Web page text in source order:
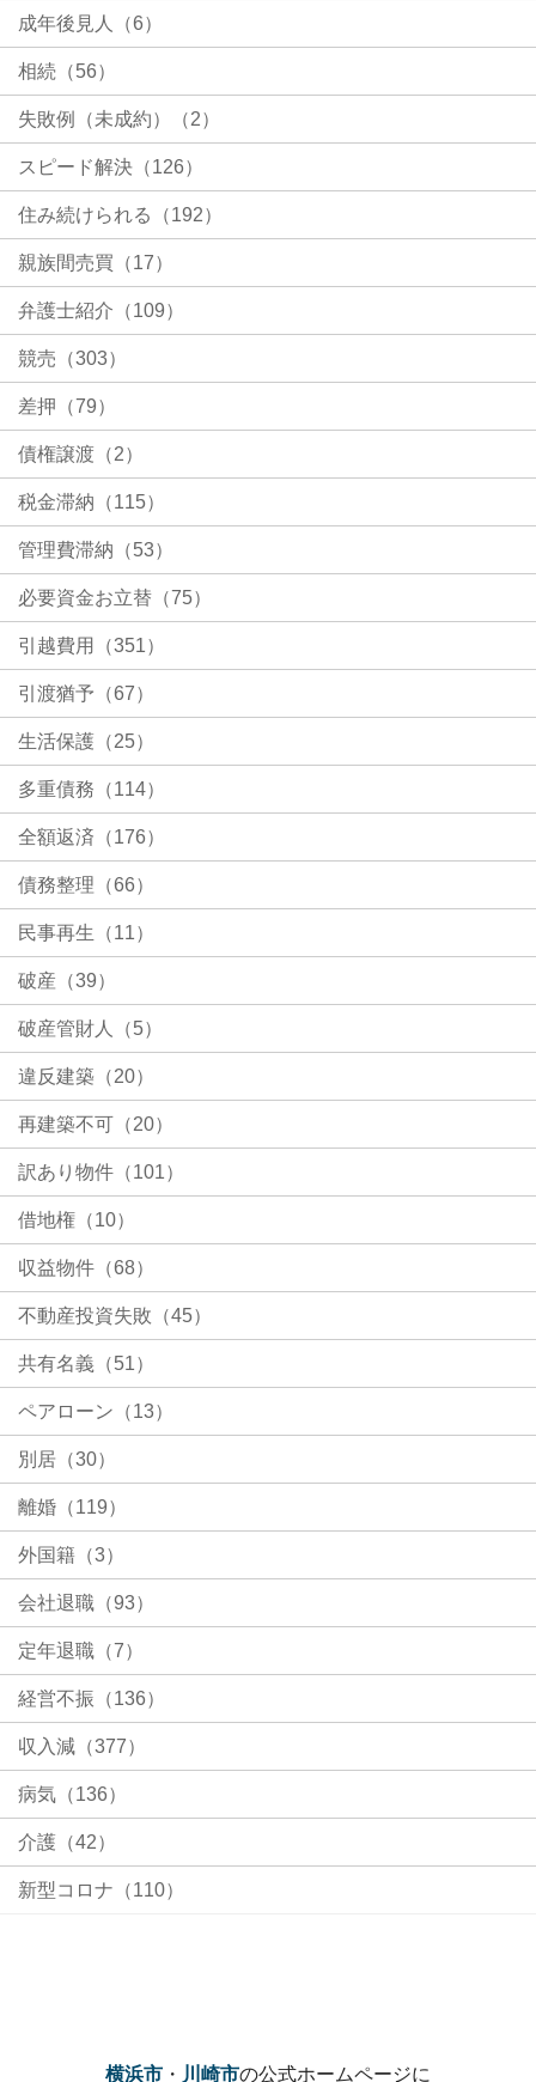
成年後見人（6）
相続（56）
失敗例（未成約）（2）
スピード解決（126）
住み続けられる（192）
親族間売買（17）
弁護士紹介（109）
競売（303）
差押（79）
債権譲渡（2）
税金滞納（115）
管理費滞納（53）
必要資金お立替（75）
引越費用（351）
引渡猶予（67）
生活保護（25）
多重債務（114）
全額返済（176）
債務整理（66）
民事再生（11）
破産（39）
破産管財人（5）
違反建築（20）
再建築不可（20）
訳あり物件（101）
借地権（10）
収益物件（68）
不動産投資失敗（45）
共有名義（51）
ペアローン（13）
別居（30）
離婚（119）
外国籍（3）
会社退職（93）
定年退職（7）
経営不振（136）
収入減（377）
病気（136）
介護（42）
新型コロナ（110）
横浜市 ・ 川崎市の公式ホームページに